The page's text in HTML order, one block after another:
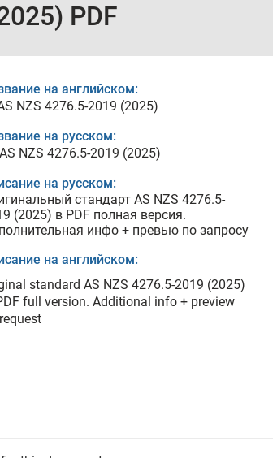
PDF
на английском:
NZS 4276.5-2019 (2025)
на русском:
NZS 4276.5-2019 (2025)
на русском:
стандарт AS NZS 4276.5-
(2025) в PDF полная версия.
инфо + превью по запросу
на английском:
standard AS NZS 4276.5-2019 (2025)
full version. Additional info + preview